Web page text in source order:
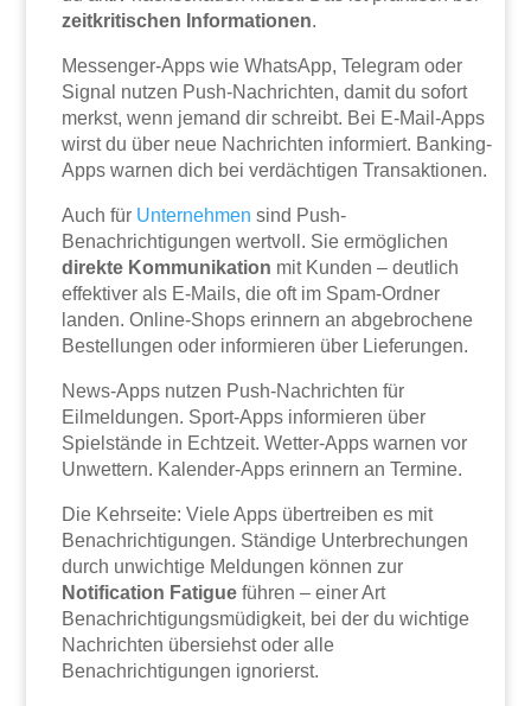
zeitkritischen Informationen.
Messenger-Apps wie WhatsApp, Telegram oder
Signal nutzen Push-Nachrichten, damit du sofort
merkst, wenn jemand dir schreibt. Bei E-Mail-Apps
wirst du über neue Nachrichten informiert. Banking-
Apps warnen dich bei verdächtigen Transaktionen.
Auch für Unternehmen sind Push-
Benachrichtigungen wertvoll. Sie ermöglichen
direkte Kommunikation mit Kunden – deutlich
effektiver als E-Mails, die oft im Spam-Ordner
landen. Online-Shops erinnern an abgebrochene
Bestellungen oder informieren über Lieferungen.
News-Apps nutzen Push-Nachrichten für
Eilmeldungen. Sport-Apps informieren über
Spielstände in Echtzeit. Wetter-Apps warnen vor
Unwettern. Kalender-Apps erinnern an Termine.
Die Kehrseite: Viele Apps übertreiben es mit
Benachrichtigungen. Ständige Unterbrechungen
durch unwichtige Meldungen können zur
Notification Fatigue führen – einer Art
Benachrichtigungsmüdigkeit, bei der du wichtige
Nachrichten übersiehst oder alle
Benachrichtigungen ignorierst.